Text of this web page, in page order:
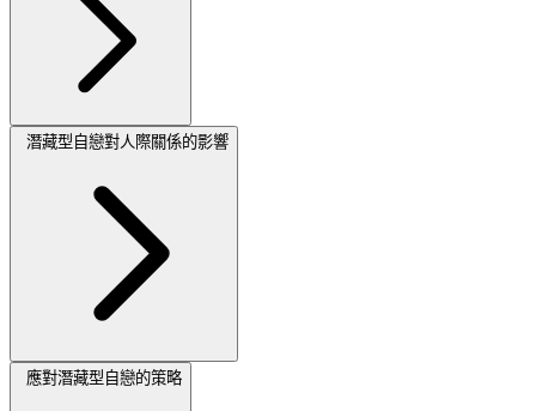
潛藏型自戀對人際關係的影響
應對潛藏型自戀的策略